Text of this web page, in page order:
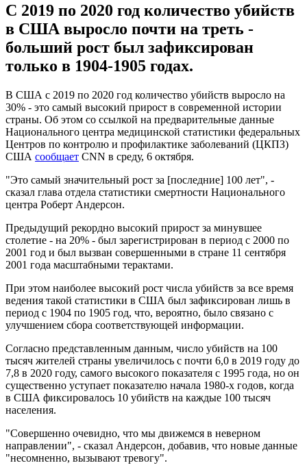
С 2019 по 2020 год количество убийств
в США выросло почти на треть -
больший рост был зафиксирован
только в 1904-1905 годах.
В США с 2019 по 2020 год количество убийств выросло на
30% - это самый высокий прирост в современной истории
страны. Об этом со ссылкой на предварительные данные
Национального центра медицинской статистики федеральных
Центров по контролю и профилактике заболеваний (ЦКПЗ)
США сообщает CNN в среду, 6 октября.
"Это самый значительный рост за [последние] 100 лет", -
сказал глава отдела статистики смертности Национального
центра Роберт Андерсон.
Предыдущий рекордно высокий прирост за минувшее
столетие - на 20% - был зарегистрирован в период с 2000 по
2001 год и был вызван совершенными в стране 11 сентября
2001 года масштабными терактами.
При этом наиболее высокий рост числа убийств за все время
ведения такой статистики в США был зафиксирован лишь в
период с 1904 по 1905 год, что, вероятно, было связано с
улучшением сбора соответствующей информации.
Согласно представленным данным, число убийств на 100
тысяч жителей страны увеличилось с почти 6,0 в 2019 году до
7,8 в 2020 году, самого высокого показателя с 1995 года, но он
существенно уступает показателю начала 1980-х годов, когда
в США фиксировалось 10 убийств на каждые 100 тысяч
населения.
"Совершенно очевидно, что мы движемся в неверном
направлении", - сказал Андерсон, добавив, что новые данные
"несомненно, вызывают тревогу".